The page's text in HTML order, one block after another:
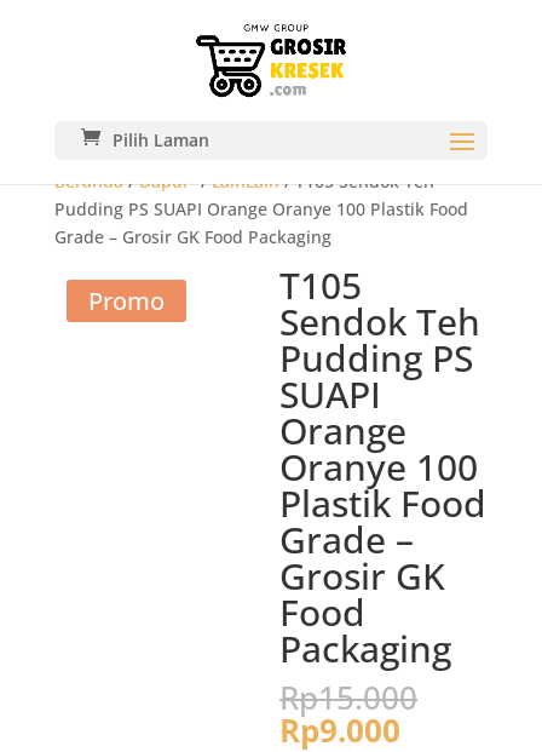
Pilih Laman
Beranda/Dapur-/LainLain/ T105 Sendok Teh
Pudding PS SUAPI Orange Oranye 100 Plastik Food
Grade – Grosir GK Food Packaging
Promo T105
Sendok Teh
Pudding PS
SUAPI
Orange
Oranye 100
Plastik Food
Grade –
Grosir GK
Food
Packaging
Rp15.000
Rp9.000